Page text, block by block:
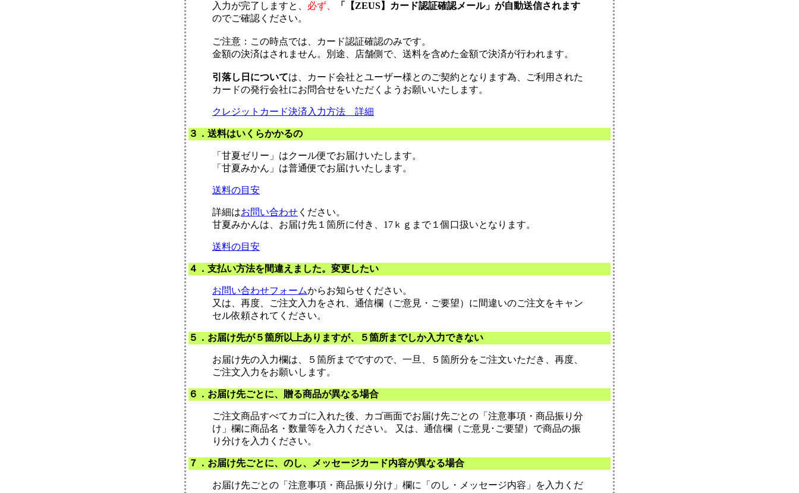
入力が完了しますと、 必ず、
「【ZEUS】カード認証確認メール」が自動送信されます
のでご確認ください。
ご注意：この時点では、カード認証確認のみです。
金額の決済はされません。別途、店舗側で、送料を含めた金額で決済が行われます。
引落し日については、カード会社とユーザー様とのご契約となります為、ご利用された
カードの発行会社にお問合せをいただくようお願いいたします。
クレジットカード決済入力方法 詳細
３．送料はいくらかかるの
「甘夏ゼリー」はクール便でお届けいたします。
「甘夏みかん」は普通便でお届けいたします。
送料の目安
詳細はお問い合わせ ください。
甘夏みかんは、お届け先１箇所に付き、17ｋｇまで１個口扱いとなります。
送料の目安
４．支払い方法を間違えました。変更したい
お問い合わせフォームからお知らせください。
又は、再度、ご注文入力をされ、通信欄（ご意見・ご要望）に間違いのご注文をキャン
セル依頼されてください。
５．お届け先が５箇所以上ありますが、５箇所までしか入力できない
お届け先の入力欄は、５箇所までですので、一旦、５箇所分をご注文いただき、再度、
ご注文入力をお願いします。
６．お届け先ごとに、贈る商品が異なる場合
ご注文商品すべてカゴに入れた後、カゴ画面でお届け先ごとの「注意事項・商品振り分
け」欄に商品名・数量等を入力ください。 又は、通信欄（ご意見･ご要望）で商品の振
り分けを入力ください。
７．お届け先ごとに、のし、メッセージカード内容が異なる場合
お届け先ごとの「注意事項・商品振り分け」欄に「のし・メッセージ内容」を入力くだ